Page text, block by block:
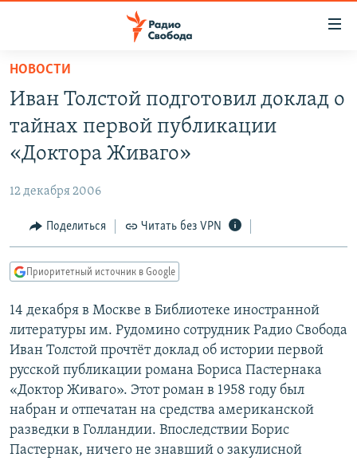
упрощенного
доступа
Вернуться
основному
Вернутся
Вернутся
поиску
АВТОРСКИЕ ПРОЕКТЫ
МНЕНИЯ
КУЛЬТУРА
КАВКАЗ.РЕАЛИИ
СЕВЕР.РЕАЛИИ
СИБИРЬ.РЕАЛИИ
РАСПИСАНИЕ ВЕЩАНИЯ
ПОДПИШИТЕСЬ НА РАССЫЛКУ
СОЦИАЛЬНЫЕ СЕТИ
НОВОСТИ
Иван Толстой подготовил доклад о
тайнах первой публикации
«Доктора Живаго»
12 декабря 2006
Поделиться Читать без VPN
Приоритетный источник в Google
14 декабря в Москве в Библиотеке иностранной
литературы им. Рудомино сотрудник Радио Свобода
Иван Толстой прочтёт доклад об истории первой
русской публикации романа Бориса Пастернака
«Доктор Живаго». Этот роман в 1958 году был
набран и отпечатан на средства американской
разведки в Голландии. Впоследствии Борис
Пастернак, ничего не знавший о закулисной